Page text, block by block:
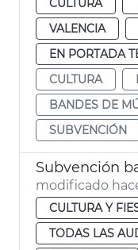
VALENCIA
EN PORTADA
CULTURA
BANDES DE
SUBVENCIÓN
Subvención
modificado
CULTURA Y
TODAS LAS